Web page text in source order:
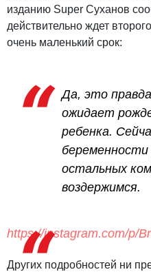
изданию Super Суханов
действительно ждет
очень маленький срок:
Да, это
ожидает
ребенка.
остальных
воздержимся.
https://instagram.com/p/
Других подробностей ни